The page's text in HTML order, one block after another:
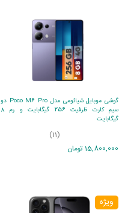
گوشی موبایل شیائومی مدل Poco M6 Pro دو
سیم کارت ظرفیت 256 گیگابایت و رم 8
گیگابایت
(11)
15,800,000 تومان
ویژه